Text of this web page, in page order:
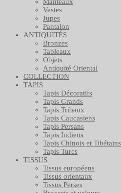
Vestes
Jupes
Pantalon
ANTIQUITÉS
Bronzes
Tableaux
Objets
Antiquité Oriental
COLLECTION
TAPIS
Tapis Décoratifs
Tapis Grands
Tapis Tribaux
Tapis Caucasiens
Tapis Persans
Tapis Indiens
Tapis Chinois et Tibétains
Tapis Turcs
TISSUS
Tissus européens
Tissus orientaux
Tissus Perses